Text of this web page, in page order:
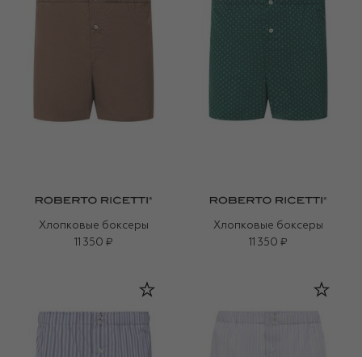
Хлопковые боксеры
11 350 ₽
Хлопковые боксеры
11 350 ₽